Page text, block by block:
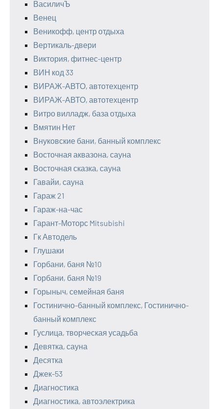
ВасиличЪ
Венец
Веникофф, центр отдыха
Вертикаль-двери
Виктория, фитнес-центр
ВИН код 33
ВИРАЖ-АВТО, автотехцентр
ВИРАЖ-АВТО, автотехцентр
Витро вилладж, база отдыха
Вмятин Нет
Внуковские бани, банный комплекс
Восточная аквазона, сауна
Восточная сказка, сауна
Гавайи, сауна
Гараж 21
Гараж-на-час
Гарант-Моторс Mitsubishi
Гк Автодель
Глушаки
Горбани, баня №10
Горбани, баня №19
Горыныч, семейная баня
Гостинично-банный комплекс, Гостинично-
банный комплекс
Гуслица, творческая усадьба
Девятка, сауна
Десятка
Джек-53
Диагностика
Диагностика, автоэлектрика